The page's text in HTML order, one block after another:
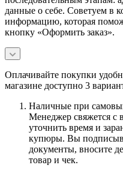
данные о себе. Советуем в
информацию, которая
кнопку «Оформить заказ».
Оплачивайте покупки
магазине доступно 3
Наличные при
Менеджер свяжется с
уточнить время и
купюры. Вы
документы, вносите
товар и чек.